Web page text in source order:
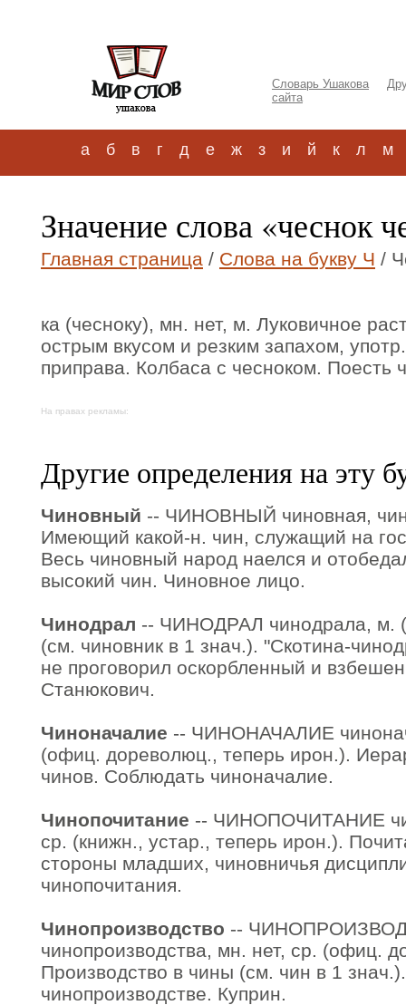
Словарь Ушакова
сайта
а б в г д е ж з и й к л м
Значение слова «чеснок
Главная страница / Слова на букву Ч /
ка (чесноку), мн. нет, м. Луковичное
острым вкусом и резким запахом,
приправа. Колбаса с чесноком. Поесть
На правах рекламы:
Другие определения на эту
Чиновный -- ЧИНОВНЫЙ чиновная,
Имеющий какой-н. чин, служащий на
Весь чиновный народ наелся и
высокий чин. Чиновное лицо.
Чинодрал -- ЧИНОДРАЛ чинодрала, м.
(см. чиновник в 1 знач.). "Скотина-
не проговорил оскорбленный и
Станюкович.
Чиноначалие -- ЧИНОНАЧАЛИЕ
(офиц. дореволюц., теперь ирон.).
чинов. Соблюдать чиноначалие.
Чинопочитание -- ЧИНОПОЧИТАНИЕ
ср. (книжн., устар., теперь ирон.).
стороны младших, чиновничья
чинопочитания.
Чинопроизводство --
чинопроизводства, мн. нет, ср. (офиц.
Производство в чины (см. чин в 1
чинопроизводстве. Куприн.